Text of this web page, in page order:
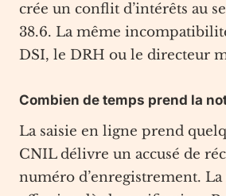
crée un conflit d’intérêts au
38.6. La même
DSI, le DRH ou le directeur
Combien de temps prend la
La saisie en ligne prend
CNIL délivre un accusé de
numéro d’enregistrement.